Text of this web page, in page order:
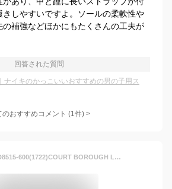
きしやすいですよ。ソールの柔軟性や
補強などほかにもたくさんの工夫が
回答された質問
ナイキのかっこいいおすすめの男の子用ス
のおすすめコメント (1件) >
NIKE(ナイキ)CD8515-600(1722)COURT BOROUGH LOW PE TDV(コートバーロウLOW PE TDV)ベビーシューズ